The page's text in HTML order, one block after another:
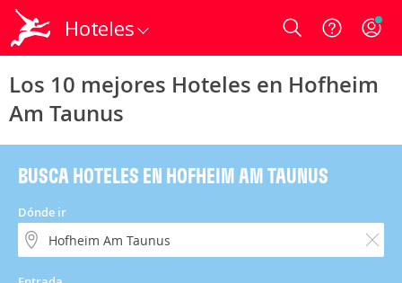
Hoteles Login
Los 10 mejores Hoteles en Hofheim
Am Taunus
BUSCA HOTELES EN HOFHEIM AM TAUNUS
Dónde ir